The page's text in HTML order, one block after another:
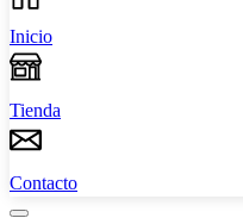
Inicio
Tienda
Contacto